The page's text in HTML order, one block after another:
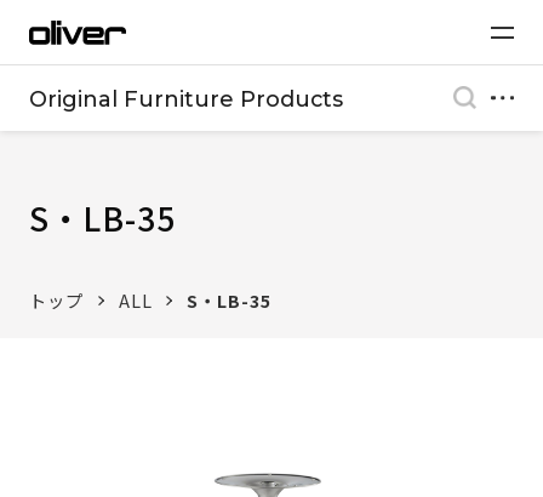
Original Furniture Products
S・LB-35
トップ ALL S・LB-35